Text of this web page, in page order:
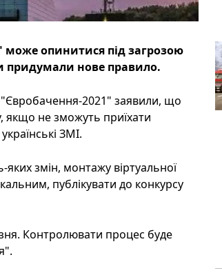
може опинитися під загрозою
придумали нове правило.
"Євробачення-2021" заявили, що
якщо не зможуть приїхати
ЗМІ.
змін, монтажу віртуальної
публікувати до конкурсу
Контролювати процес буде